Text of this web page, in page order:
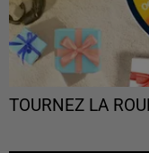
TOURNEZ LA